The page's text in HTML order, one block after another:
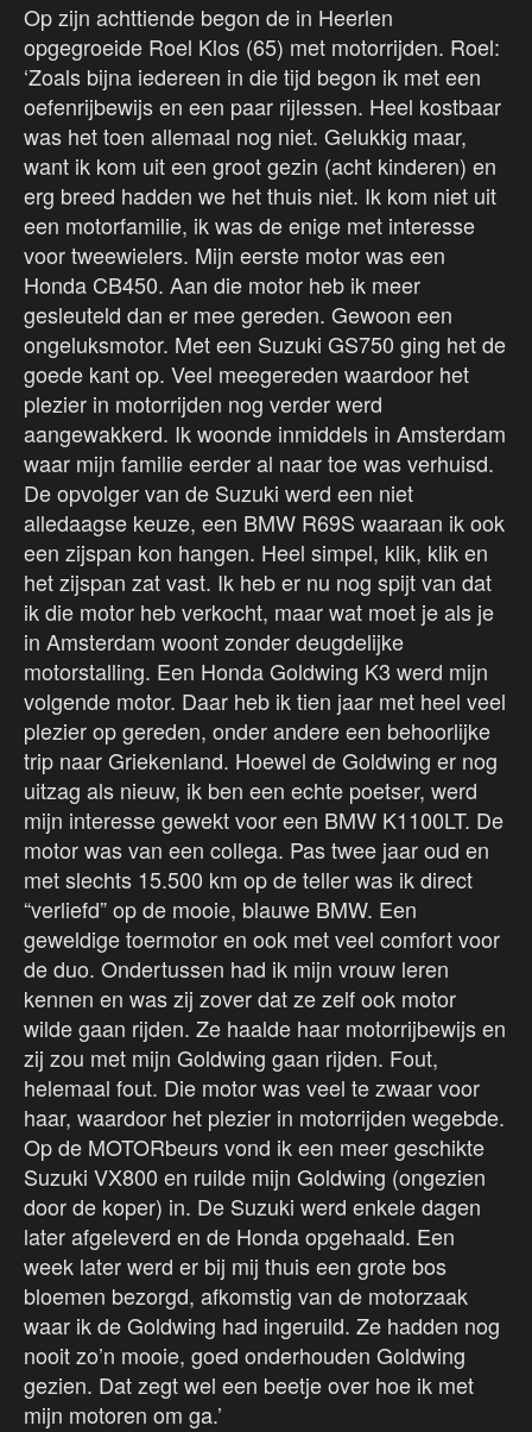
Op zijn achttiende begon de in Heerlen
opgegroeide Roel Klos (65) met motorrijden. Roel:
‘Zoals bijna iedereen in die tijd begon ik met een
oefenrijbewijs en een paar rijlessen. Heel kostbaar
was het toen allemaal nog niet. Gelukkig maar,
want ik kom uit een groot gezin (acht kinderen) en
erg breed hadden we het thuis niet. Ik kom niet uit
een motorfamilie, ik was de enige met interesse
voor tweewielers. Mijn eerste motor was een
Honda CB450. Aan die motor heb ik meer
gesleuteld dan er mee gereden. Gewoon een
ongeluksmotor. Met een Suzuki GS750 ging het de
goede kant op. Veel meegereden waardoor het
plezier in motorrijden nog verder werd
aangewakkerd. Ik woonde inmiddels in Amsterdam
waar mijn familie eerder al naar toe was verhuisd.
De opvolger van de Suzuki werd een niet
alledaagse keuze, een BMW R69S waaraan ik ook
een zijspan kon hangen. Heel simpel, klik, klik en
het zijspan zat vast. Ik heb er nu nog spijt van dat
ik die motor heb verkocht, maar wat moet je als je
in Amsterdam woont zonder deugdelijke
motorstalling. Een Honda Goldwing K3 werd mijn
volgende motor. Daar heb ik tien jaar met heel veel
plezier op gereden, onder andere een behoorlijke
trip naar Griekenland. Hoewel de Goldwing er nog
uitzag als nieuw, ik ben een echte poetser, werd
mijn interesse gewekt voor een BMW K1100LT. De
motor was van een collega. Pas twee jaar oud en
met slechts 15.500 km op de teller was ik direct
“verliefd” op de mooie, blauwe BMW. Een
geweldige toermotor en ook met veel comfort voor
de duo. Ondertussen had ik mijn vrouw leren
kennen en was zij zover dat ze zelf ook motor
wilde gaan rijden. Ze haalde haar motorrijbewijs en
zij zou met mijn Goldwing gaan rijden. Fout,
helemaal fout. Die motor was veel te zwaar voor
haar, waardoor het plezier in motorrijden wegebde.
Op de MOTORbeurs vond ik een meer geschikte
Suzuki VX800 en ruilde mijn Goldwing (ongezien
door de koper) in. De Suzuki werd enkele dagen
later afgeleverd en de Honda opgehaald. Een
week later werd er bij mij thuis een grote bos
bloemen bezorgd, afkomstig van de motorzaak
waar ik de Goldwing had ingeruild. Ze hadden nog
nooit zo’n mooie, goed onderhouden Goldwing
gezien. Dat zegt wel een beetje over hoe ik met
mijn motoren om ga.’